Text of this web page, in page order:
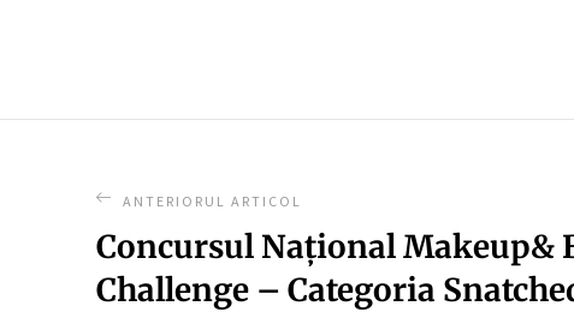
ANTERIORUL ARTICOL
Concursul Național Makeup&
Challenge – Categoria